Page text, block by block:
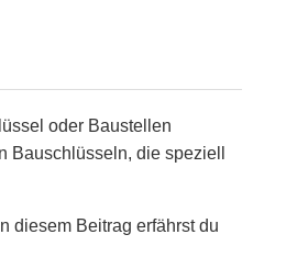
oder Baustellen
die speziell
diesem Beitrag erfährst du